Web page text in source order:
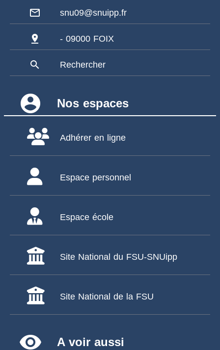
mail_outline snu09@snuipp.fr
pin_drop - 09000 FOIX
search Rechercher
account_circle Nos espaces
Adhérer en ligne
Espace personnel
Espace école
Site National du FSU-SNUipp
Site National de la FSU
remove_red_eye A voir aussi